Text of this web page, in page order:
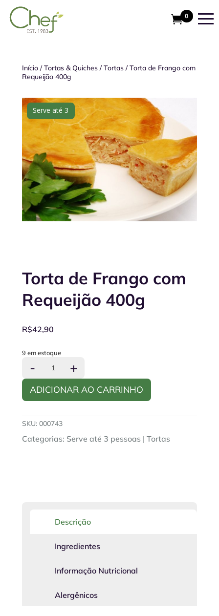
0
Início/Tortas & Quiches/Tortas/Torta de Frango com
Requeijão 400g
Serve até 3
Torta de Frango com
Requeijão 400g
R$42,90
9 em estoque
-
Frango
com
quantidade
+
ADICIONAR AO CARRINHO
SKU: 000743
Categorias: Serve até 3 pessoas | Tortas
Descrição
Ingredientes
Informação Nutricional
Alergênicos